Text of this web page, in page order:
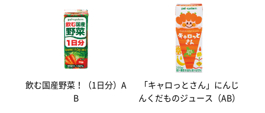
飲む国産野菜！（1日分）A
B
「キャロっとさん」にんじ
んくだものジュース（AB）